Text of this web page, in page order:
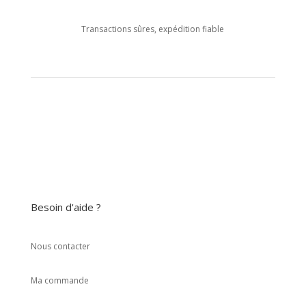
Transactions sûres, expédition fiable
Besoin d'aide ?
Nous contacter
Ma commande